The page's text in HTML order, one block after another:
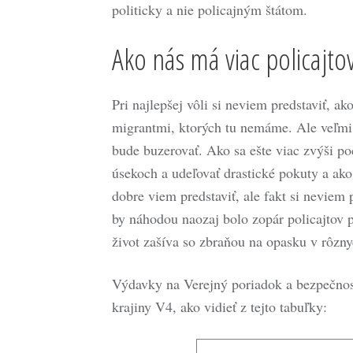
politicky a nie policajným štátom.
Ako nás má viac
Pri najlepšej vôli si neviem predstaviť,
migrantmi, ktorých tu nemáme. Ale
bude buzerovať. Ako sa ešte viac zvýši
úsekoch a udeľovať drastické pokuty a
dobre viem predstaviť, ale fakt si
by náhodou naozaj bolo zopár policajtov
život zašíva so zbraňou na opasku v
Výdavky na Verejný poriadok a
krajiny V4, ako vidieť z tejto tabuľky: